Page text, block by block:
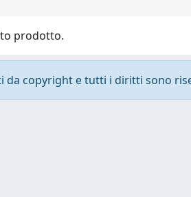
prodotto.
da copyright e tutti i diritti sono